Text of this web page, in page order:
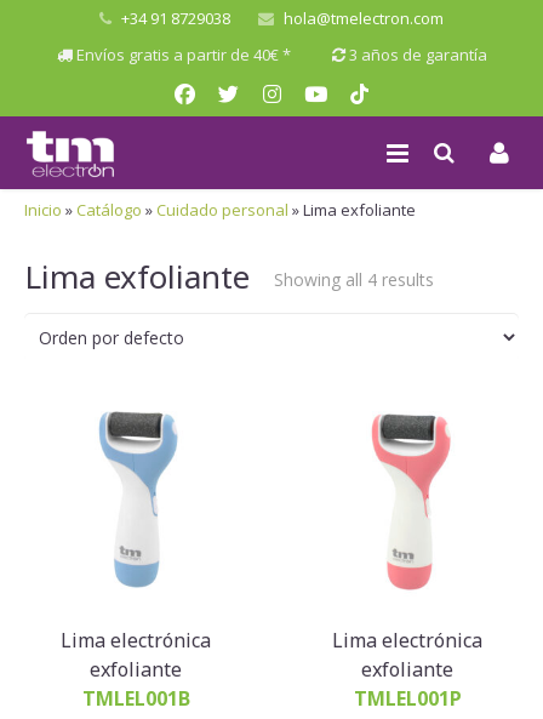
+34 91 8729038
hola@tmelectron.com
Envíos gratis a partir de 40€ *
3 años de garantía
Inicio » Catálogo » Cuidado personal »Lima exfoliante
Lima exfoliante Showing all 4 results
Lima electrónica
exfoliante
TMLEL001B
Lima electrónica
exfoliante
TMLEL001P